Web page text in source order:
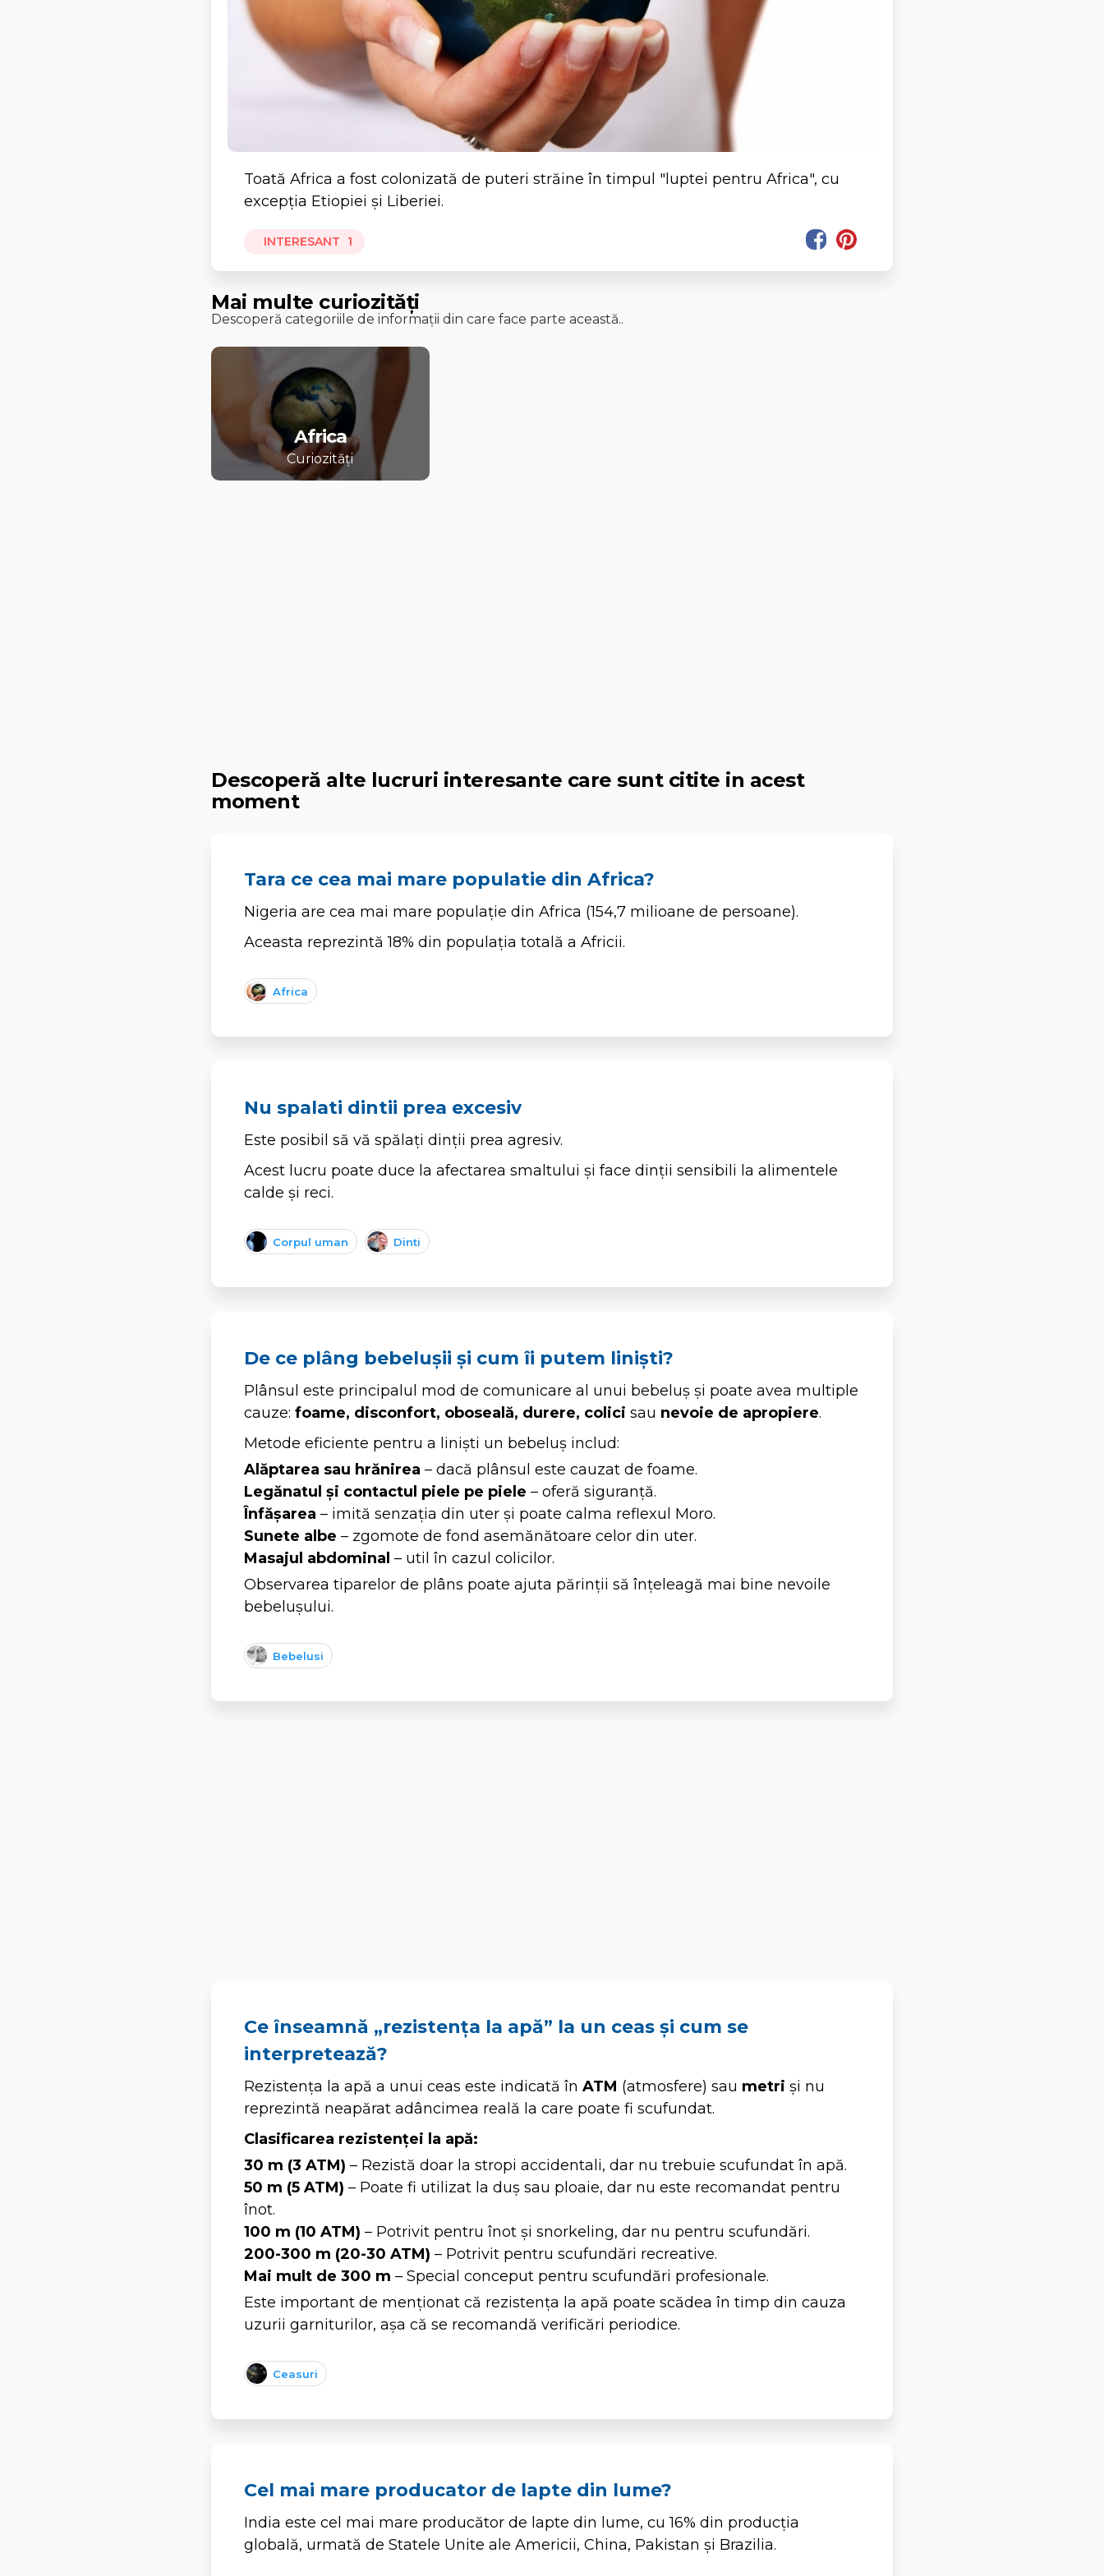
Toată Africa a fost colonizată de puteri străine în timpul "luptei pentru Africa", cu
excepția Etiopiei și Liberiei.
INTERESANT 1
Mai multe curiozități
Descoperă categoriile de informații din care face parte această..
Africa
Curiozități
Descoperă alte lucruri interesante care sunt citite in acest
moment
Tara ce cea mai mare populatie din Africa?
Nigeria are cea mai mare populație din Africa (154,7 milioane de persoane).
Aceasta reprezintă 18% din populația totală a Africii.
Africa
Nu spalati dintii prea excesiv
Este posibil să vă spălați dinții prea agresiv.
Acest lucru poate duce la afectarea smaltului și face dinții sensibili la alimentele
calde și reci.
Corpul uman Dinti
De ce plâng bebelușii și cum îi putem liniști?
Plânsul este principalul mod de comunicare al unui bebeluș și poate avea multiple
cauze: foame, disconfort, oboseală, durere, colici sau nevoie de apropiere.
Metode eficiente pentru a liniști un bebeluș includ:
Alăptarea sau hrănirea – dacă plânsul este cauzat de foame.
Legănatul și contactul piele pe piele – oferă siguranță.
Înfășarea – imită senzația din uter și poate calma reflexul Moro.
Sunete albe – zgomote de fond asemănătoare celor din uter.
Masajul abdominal – util în cazul colicilor.
Observarea tiparelor de plâns poate ajuta părinții să înțeleagă mai bine nevoile
bebelușului.
Bebelusi
Ce înseamnă „rezistența la apă” la un ceas și cum se
interpretează?
Rezistența la apă a unui ceas este indicată în ATM (atmosfere) sau metri și nu
reprezintă neapărat adâncimea reală la care poate fi scufundat.
Clasificarea rezistenței la apă:
30 m (3 ATM) – Rezistă doar la stropi accidentali, dar nu trebuie scufundat în apă.
50 m (5 ATM) – Poate fi utilizat la duș sau ploaie, dar nu este recomandat pentru
înot.
100 m (10 ATM) – Potrivit pentru înot și snorkeling, dar nu pentru scufundări.
200-300 m (20-30 ATM) – Potrivit pentru scufundări recreative.
Mai mult de 300 m – Special conceput pentru scufundări profesionale.
Este important de menționat că rezistența la apă poate scădea în timp din cauza
uzurii garniturilor, așa că se recomandă verificări periodice.
Ceasuri
Cel mai mare producator de lapte din lume?
India este cel mai mare producător de lapte din lume, cu 16% din producția
globală, urmată de Statele Unite ale Americii, China, Pakistan și Brazilia.